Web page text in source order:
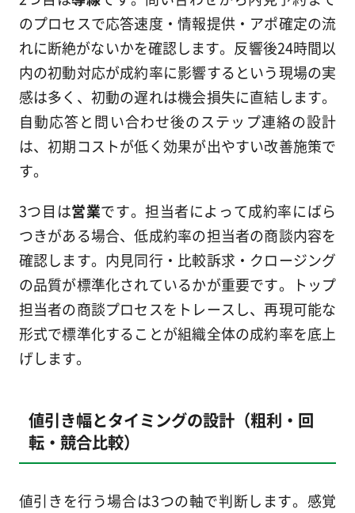
のプロセスで応答速度・情報提供・アポ確定の流
れに断絶がないかを確認します。反響後24時間以
内の初動対応が成約率に影響するという現場の実
感は多く、初動の遅れは機会損失に直結します。
自動応答と問い合わせ後のステップ連絡の設計
は、初期コストが低く効果が出やすい改善施策で
す。
3つ目は営業です。担当者によって成約率にばら
つきがある場合、低成約率の担当者の商談内容を
確認します。内見同行・比較訴求・クロージング
の品質が標準化されているかが重要です。トップ
担当者の商談プロセスをトレースし、再現可能な
形式で標準化することが組織全体の成約率を底上
げします。
値引き幅とタイミングの設計（粗利・回
転・競合比較）
値引きを行う場合は3つの軸で判断します。感覚